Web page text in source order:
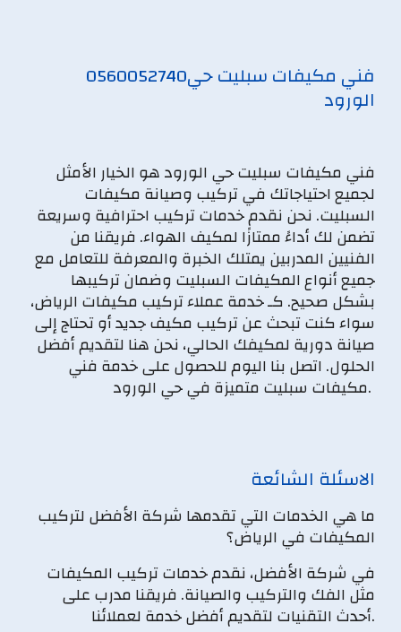
0560052740فني مكيفات سبليت حي
الورود
فني مكيفات سبليت حي الورود هو الخيار الأمثل
لجميع احتياجاتك في تركيب وصيانة مكيفات
السبليت. نحن نقدم خدمات تركيب احترافية وسريعة
تضمن لك أداءً ممتازًا لمكيف الهواء. فريقنا من
الفنيين المدربين يمتلك الخبرة والمعرفة للتعامل مع
جميع أنواع المكيفات السبليت وضمان تركيبها
بشكل صحيح. كـ خدمة عملاء تركيب مكيفات الرياض،
سواء كنت تبحث عن تركيب مكيف جديد أو تحتاج إلى
صيانة دورية لمكيفك الحالي، نحن هنا لتقديم أفضل
الحلول. اتصل بنا اليوم للحصول على خدمة فني
مكيفات سبليت متميزة في حي الورود.
الاسئلة الشائعة
ما هي الخدمات التي تقدمها شركة الأفضل لتركيب
المكيفات في الرياض؟
في شركة الأفضل، نقدم خدمات تركيب المكيفات
مثل الفك والتركيب والصيانة. فريقنا مدرب على
أحدث التقنيات لتقديم أفضل خدمة لعملائنا.